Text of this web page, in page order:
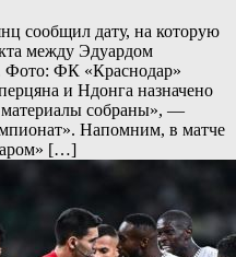
сообщил дату, на которую
между Эдуардом
ФК «Краснодар»
и Ндонга назначено
материалы собраны», —
Напомним, в матче
[…]